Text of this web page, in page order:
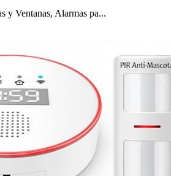
y Ventanas, Alarmas pa...